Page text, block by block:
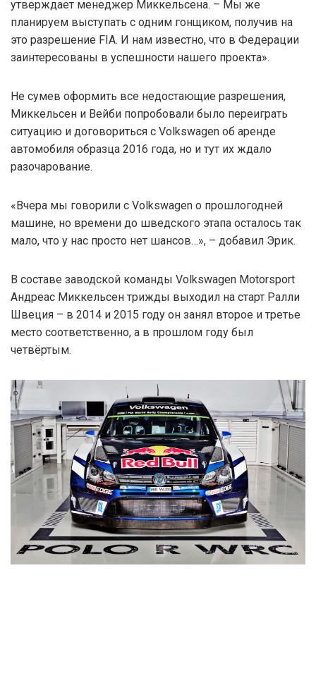
утверждает менеджер Миккельсена. – Мы же
планируем выступать с одним гонщиком, получив на
это разрешение FIA. И нам известно, что в Федерации
заинтересованы в успешности нашего проекта».
Не сумев оформить все недостающие разрешения,
Миккельсен и Вейби попробовали было переиграть
ситуацию и договориться с Volkswagen об аренде
автомобиля образца 2016 года, но и тут их ждало
разочарование.
«Вчера мы говорили с Volkswagen о прошлогодней
машине, но времени до шведского этапа осталось так
мало, что у нас просто нет шансов…», – добавил Эрик.
В составе заводской команды Volkswagen Motorsport
Андреас Миккельсен трижды выходил на старт Ралли
Швеция – в 2014 и 2015 году он занял второе и третье
место соответственно, а в прошлом году был
четвёртым.